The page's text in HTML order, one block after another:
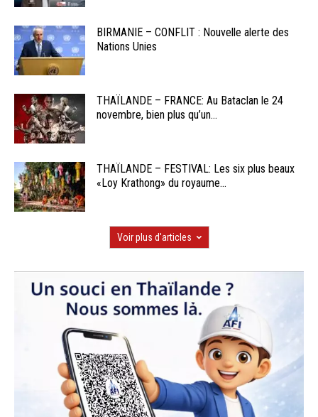
BIRMANIE – CONFLIT : Nouvelle alerte des
Nations Unies
THAÏLANDE – FRANCE: Au Bataclan le 24
novembre, bien plus qu’un...
THAÏLANDE – FESTIVAL: Les six plus beaux
«Loy Krathong» du royaume...
Voir plus d'articles